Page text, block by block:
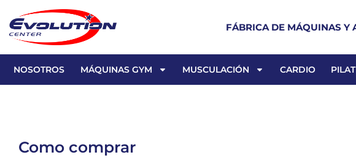
FÁBRICA DE MÁQUINAS Y
NOSOTROS MÁQUINAS GYM MUSCULACIÓN CARDIO
Como comprar